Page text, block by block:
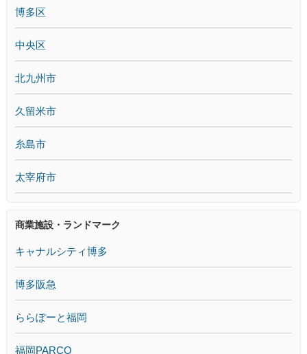
博多区
中央区
北九州市
久留米市
糸島市
太宰府市
商業施設・ランドマーク
キャナルシティ博多
博多阪急
ららぽーと福岡
福岡PARCO